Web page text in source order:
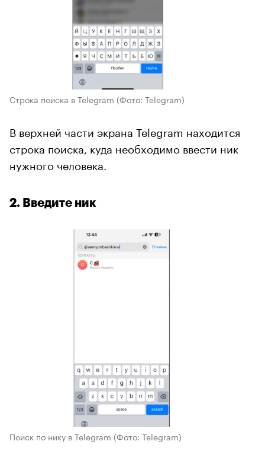
Строка поиска в Telegram (Фото: Telegram)
В верхней части экрана Telegram находится
строка поиска, куда необходимо ввести ник
нужного человека.
2. Введите ник
Поиск по нику в Telegram (Фото: Telegram)